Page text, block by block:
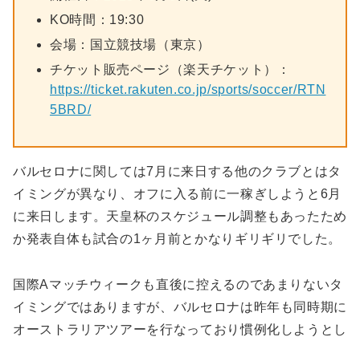
KO時間：19:30
会場：国立競技場（東京）
チケット販売ページ（楽天チケット）：
https://ticket.rakuten.co.jp/sports/soccer/RTN
5BRD/
バルセロナに関しては7月に来日する他のクラブとはタ
イミングが異なり、オフに入る前に一稼ぎしようと6月
に来日します。天皇杯のスケジュール調整もあったため
か発表自体も試合の1ヶ月前とかなりギリギリでした。
国際Aマッチウィークも直後に控えるのであまりないタ
イミングではありますが、バルセロナは昨年も同時期に
オーストラリアツアーを行なっており慣例化しようとし